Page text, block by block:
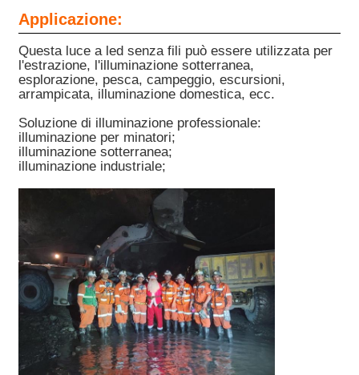
Applicazione:
Questa luce a led senza fili può essere utilizzata per
l'estrazione, l'illuminazione sotterranea,
esplorazione, pesca, campeggio, escursioni,
arrampicata, illuminazione domestica, ecc.
Soluzione di illuminazione professionale:
illuminazione per minatori;
illuminazione sotterranea;
illuminazione industriale;